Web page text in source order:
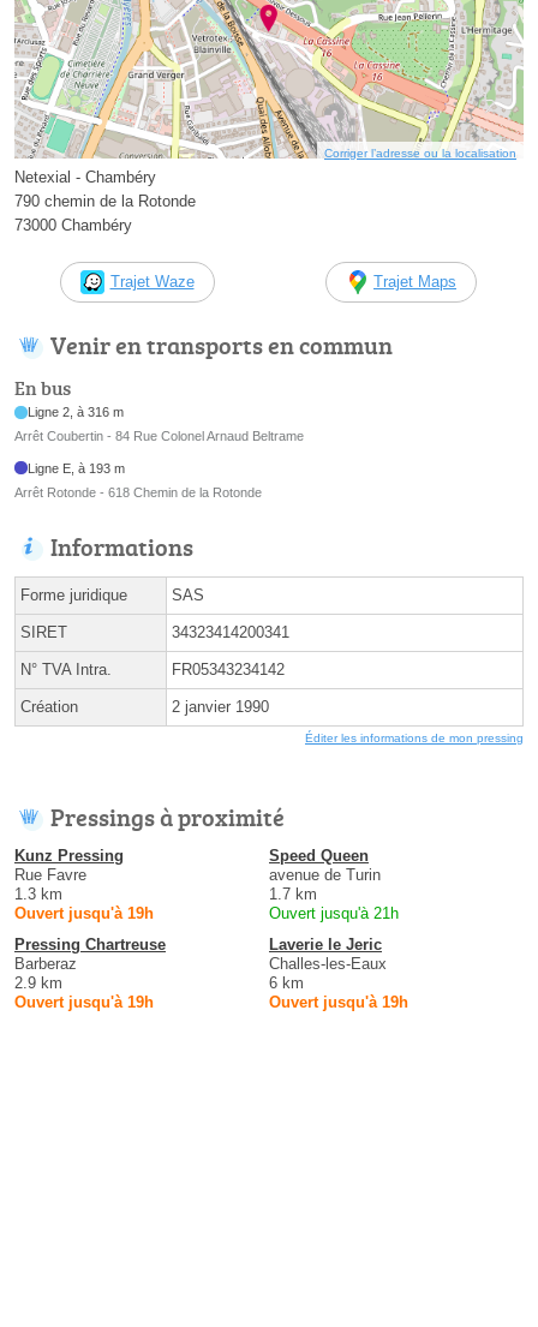
Corriger l’adresse ou la localisation
Netexial - Chambéry
790 chemin de la Rotonde
73000 Chambéry
Trajet Waze Trajet Maps
Venir en transports en commun
En bus
Ligne 2, à 316 m
Arrêt Coubertin - 84 Rue Colonel Arnaud Beltrame
Ligne E, à 193 m
Arrêt Rotonde - 618 Chemin de la Rotonde
Informations
Forme juridique SAS
SIRET 34323414200341
N° TVA Intra. FR05343234142
Création 2 janvier 1990
Éditer les informations de mon pressing
Pressings à proximité
Kunz Pressing
Rue Favre
1.3 km
Ouvert jusqu'à 19h
Speed Queen
avenue de Turin
1.7 km
Ouvert jusqu'à 21h
Pressing Chartreuse
Barberaz
2.9 km
Ouvert jusqu'à 19h
Laverie le Jeric
Challes-les-Eaux
6 km
Ouvert jusqu'à 19h